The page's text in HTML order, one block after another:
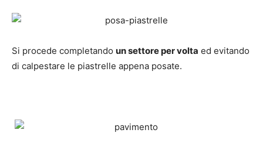
Si procede completando un settore per volta ed evitando
di calpestare le piastrelle appena posate.